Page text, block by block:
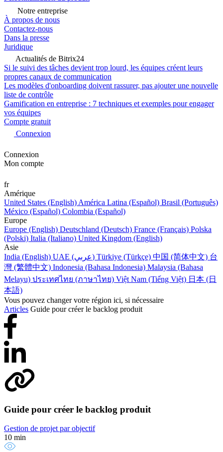
Notre entreprise
À propos de nous
Contactez-nous
Dans la presse
Juridique
Actualités de Bitrix24
Si le suivi des tâches devient trop lourd, les équipes créent leurs
propres canaux de communication
Les modèles d'onboarding doivent rassurer, pas ajouter une nouvelle
liste de contrôle
Gamification en entreprise : 7 techniques et exemples pour engager
vos équipes
Compte gratuit
Connexion
Connexion
Mon compte
fr
Amérique
United States (English) América Latina (Español) Brasil (Português)
México (Español) Colombia (Español)
Europe
Europe (English) Deutschland (Deutsch) France (Français) Polska
(Polski) Italia (Italiano) United Kingdom (English)
Asie
India (English)
UAE (عربي) Türkiye (Türkçe) 中国 (简体中文) 台
灣 (繁體中文) Indonesia (Bahasa Indonesia) Malaysia (Bahasa
Melayu) ประเทศไทย (ภาษาไทย) Việt Nam (Tiếng Việt) 日本 (日
本語)
Vous pouvez changer votre région ici, si nécessaire
Articles Guide pour créer le backlog produit
Guide pour créer le backlog produit
Gestion de projet par objectif
10 min